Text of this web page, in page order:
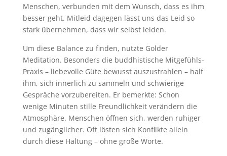
Menschen, verbunden mit dem Wunsch, dass es ihm
besser geht. Mitleid dagegen lässt uns das Leid so
stark übernehmen, dass wir selbst leiden.
Um diese Balance zu finden, nutzte Golder
Meditation. Besonders die buddhistische Mitgefühls-
Praxis – liebevolle Güte bewusst auszustrahlen – half
ihm, sich innerlich zu sammeln und schwierige
Gespräche vorzubereiten. Er bemerkte: Schon
wenige Minuten stille Freundlichkeit verändern die
Atmosphäre. Menschen öffnen sich, werden ruhiger
und zugänglicher. Oft lösten sich Konflikte allein
durch diese Haltung – ohne große Worte.